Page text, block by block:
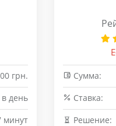
грн.
в день
минут
Сумма:
Cтавка:
Решение: